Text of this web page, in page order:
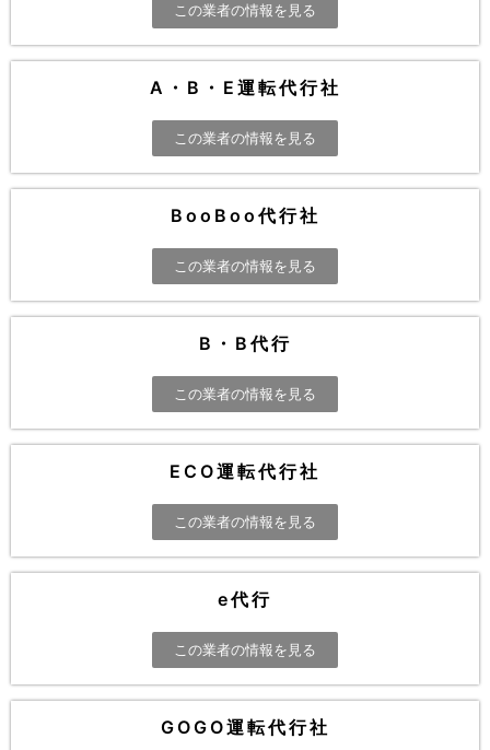
この業者の情報を見る
A・B・E運転代行社
この業者の情報を見る
BooBoo代行社
この業者の情報を見る
B・B代行
この業者の情報を見る
ECO運転代行社
この業者の情報を見る
e代行
この業者の情報を見る
GOGO運転代行社